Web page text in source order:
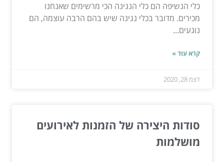
כלי הנשיפה הם כלי הנגינה הכי מרשימים שאנחנו
מכירים. מדובר בכלי נגינה שיש בהם הרבה עוצמה, הם
נוגעים...
קרא עוד »
דצמ 28, 2020
סודות היצירה של הזמנות לאירועים
מושלמות